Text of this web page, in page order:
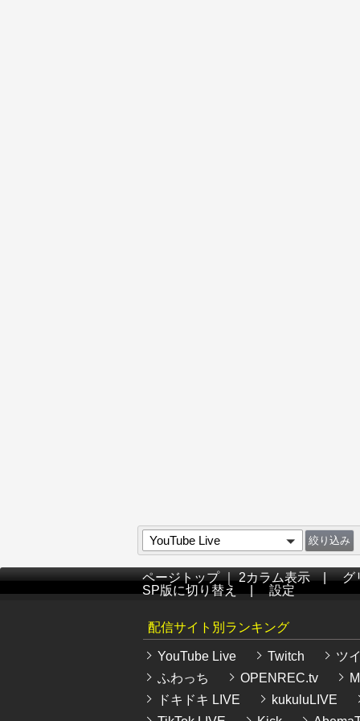
YouTube Live
ページトップ｜2カラム表示|グ
SP版に切り替え
設定
配信サイト別ランキング
YouTube Live Twitch
ツ
ふわっち
OPENREC.tv
ドキドキ LIVE
kukuluLIVE